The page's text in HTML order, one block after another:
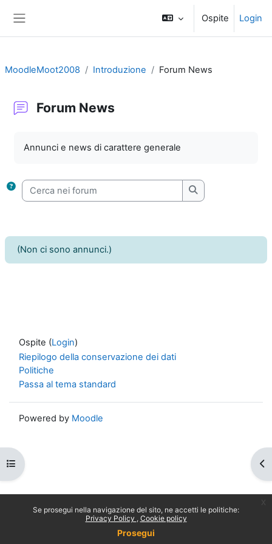
Se prosegui nella navigazione del sito, ne accetti le politiche:
Privacy Policy
Cookie policy
Prosegui
Ospite Login
Apri indice del corso
MoodleMoot2008 Introduzione Forum News
Forum News
Annunci e news di carattere generale
Cerca nei forum
Cerca nei forum
(Non ci sono annunci.)
Ospite (Login)
Riepilogo della conservazione dei dati
Politiche
Passa al tema standard
Powered by Moodle